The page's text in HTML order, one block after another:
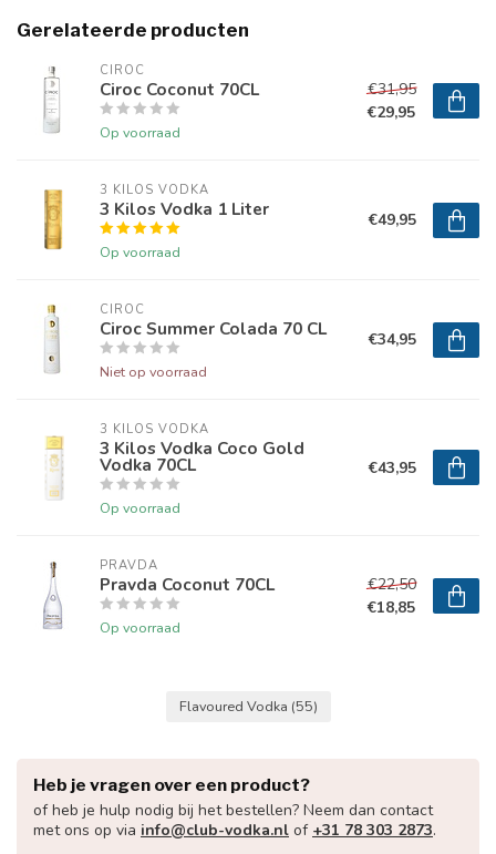
Gerelateerde producten
CIROC
Ciroc Coconut 70CL
Op voorraad
€31,95
€29,95
3 KILOS VODKA
3 Kilos Vodka 1 Liter
Op voorraad
€49,95
CIROC
Ciroc Summer Colada 70 CL
Niet op voorraad
€34,95
3 KILOS VODKA
3 Kilos Vodka Coco Gold
Vodka 70CL
Op voorraad
€43,95
PRAVDA
Pravda Coconut 70CL
Op voorraad
€22,50
€18,85
Flavoured Vodka (55)
Heb je vragen over een product?
of heb je hulp nodig bij het bestellen? Neem dan contact
met ons op via info@club-vodka.nl of +31 78 303 2873.